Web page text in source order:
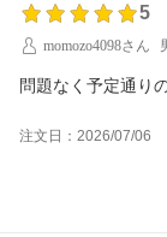
5
momozo4098さん
問題なく予定通り
注文日：2026/07/06